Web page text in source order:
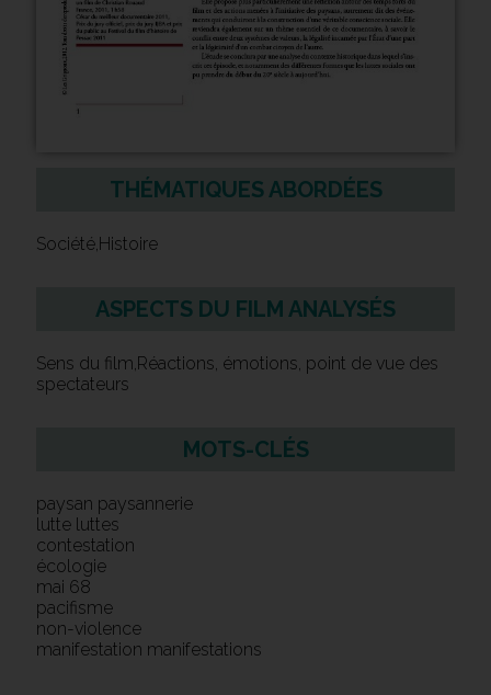
THÉMATIQUES ABORDÉES
Société,Histoire
ASPECTS DU FILM ANALYSÉS
Sens du film,Réactions, émotions, point de vue des
spectateurs
MOTS-CLÉS
paysan paysannerie
lutte luttes
contestation
écologie
mai 68
pacifisme
non-violence
manifestation manifestations